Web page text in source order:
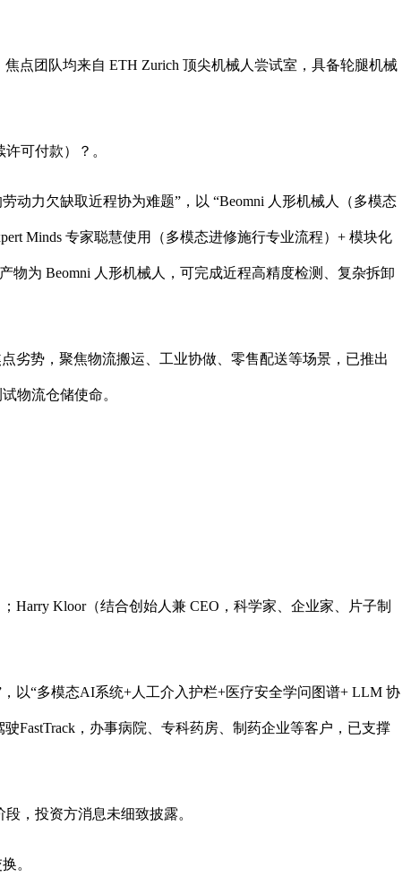
点团队均来自 ETH Zurich 顶尖机械人尝试室，具备轮腿机械
可付款）？。
力欠缺取近程协为难题”，以 “Beomni 人形机械人（多模态
Minds 专家聪慧使用（多模态进修施行专业流程）+ 模块化
为 Beomni 人形机械人，可完成近程高精度检测、复杂拆卸
劣势，聚焦物流搬运、工业协做、零售配送等场景，已推出
物流仓储使命。
Kloor（结合创始人兼 CEO，科学家、企业家、片子制
以“多模态AI系统+人工介入护栏+医疗安全学问图谱+ LLM 协
FastTrack，办事病院、专科药房、制药企业等客户，已支撑
，投资方消息未细致披露。
。